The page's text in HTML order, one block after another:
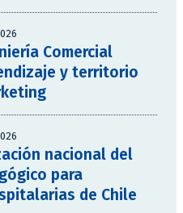
Comercial
y territorio
nacional del
para
de Chile